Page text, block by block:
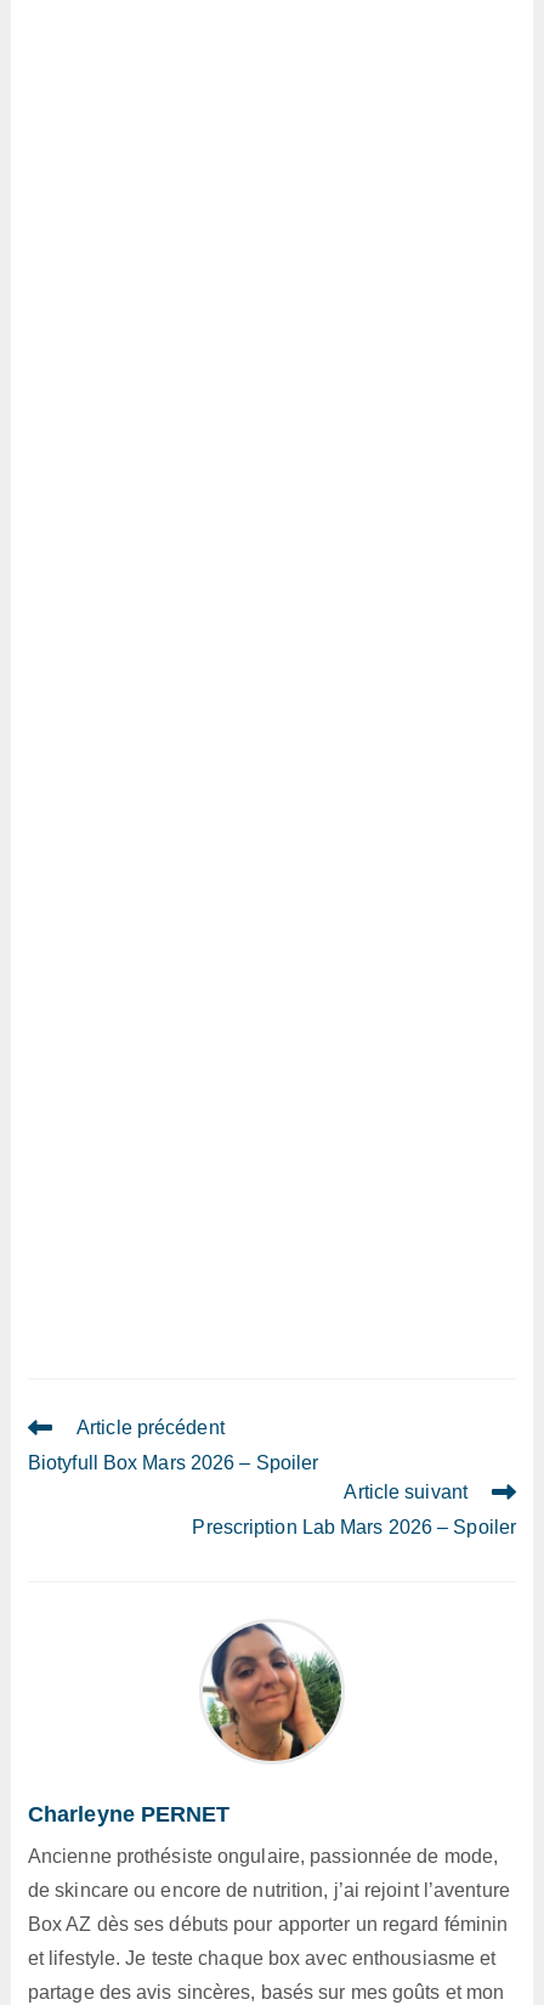
Read
articles
Article précédent
Biotyfull Box Mars 2026 – Spoiler
Article suivant
Prescription Lab Mars 2026 – Spoiler
Charleyne PERNET
Ancienne prothésiste ongulaire, passionnée de mode,
de skincare ou encore de nutrition, j’ai rejoint l’aventure
Box AZ dès ses débuts pour apporter un regard féminin
et lifestyle. Je teste chaque box avec enthousiasme et
partage des avis sincères, basés sur mes goûts et mon